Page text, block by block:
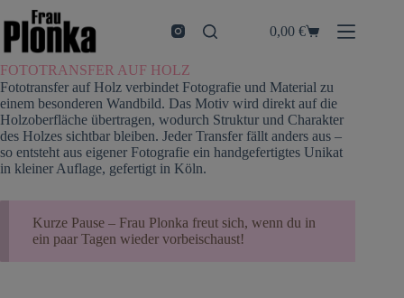
Inhalt
springen
Warenkorb
0,00€
FOTOTRANSFER AUF HOLZ
Fototransfer auf Holz verbindet Fotografie und Material zu
einem besonderen Wandbild. Das Motiv wird direkt auf die
Holzoberfläche übertragen, wodurch Struktur und Charakter
des Holzes sichtbar bleiben. Jeder Transfer fällt anders aus –
so entsteht aus eigener Fotografie ein handgefertigtes Unikat
in kleiner Auflage, gefertigt in Köln.
Kurze Pause – Frau Plonka freut sich, wenn du in
ein paar Tagen wieder vorbeischaust!